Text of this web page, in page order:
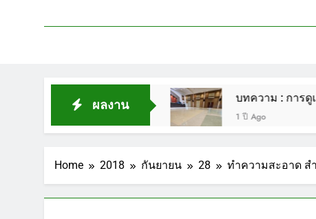
ผลงาน
ไลน์ WCS1 บทความ : การดูแลรักษาพื้นหิ
1 ปี Ago
Home 2018 กันยายน 28 ทำความสะอาด สำ